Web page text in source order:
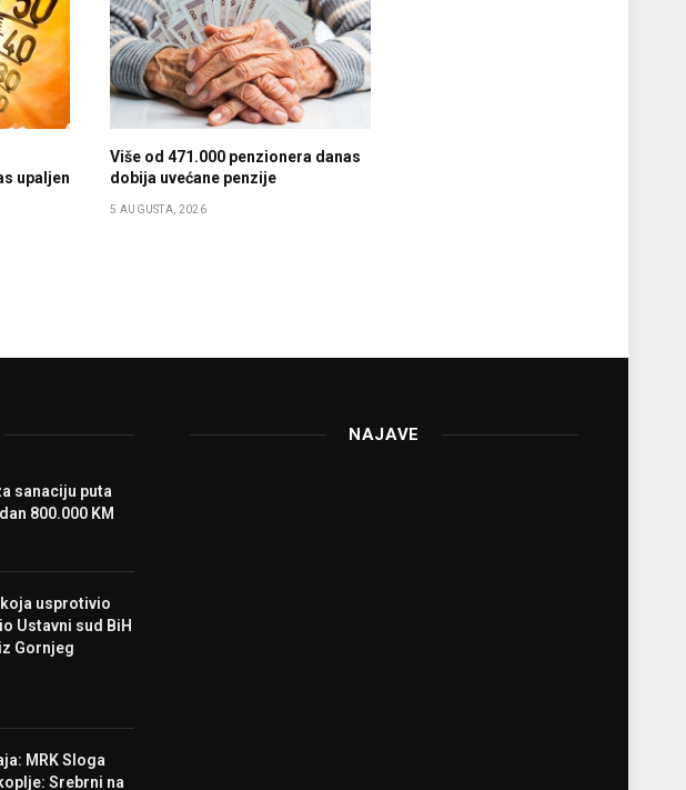
upaljen
Više od 471.000 penzionera danas
dobija uvećane penzije
5 AUGUSTA, 2026
sanaciju puta
800.000 KM
usprotivio
Ustavni sud BiH
Gornjeg
MRK Sloga
Srebrni na
NAJAVE